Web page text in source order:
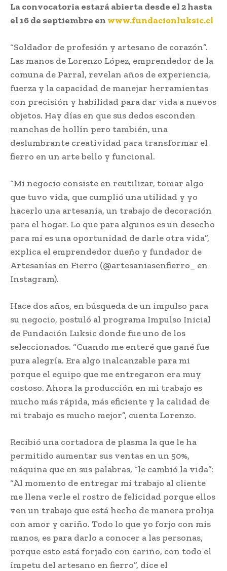
La convocatoria estará abierta desde el 2 hasta
el 16 de septiembre en www.fundacionluksic.cl
“Soldador de profesión y artesano de corazón”.
Las manos de Lorenzo López, emprendedor de la
comuna de Parral, revelan años de experiencia,
fuerza y la capacidad de manejar herramientas
con precisión y habilidad para dar vida a nuevos
objetos. Hay días en que sus dedos esconden
manchas de hollín pero también, una
deslumbrante creatividad para transformar el
fierro en un arte bello y funcional.
“Mi negocio consiste en reutilizar, tomar algo
que tuvo vida, que cumplió una utilidad y yo
hacerlo una artesanía, un trabajo de decoración
para el hogar. Lo que para algunos es un desecho
para mi es una oportunidad de darle otra vida”,
explica el emprendedor dueño y fundador de
Artesanías en Fierro (@artesaniasenfierro_ en
Instagram).
Hace dos años, en búsqueda de un impulso para
su negocio, postuló al programa Impulso Inicial
de Fundación Luksic donde fue uno de los
seleccionados. “Cuando me enteré que gané fue
pura alegría. Era algo inalcanzable para mi
porque el equipo que me entregaron era muy
costoso. Ahora la producción en mi trabajo es
mucho más rápida, más eficiente y la calidad de
mi trabajo es mucho mejor”, cuenta Lorenzo.
Recibió una cortadora de plasma la que le ha
permitido aumentar sus ventas en un 50%,
máquina que en sus palabras, “le cambió la vida”:
“Al momento de entregar mi trabajo al cliente
me llena verle el rostro de felicidad porque ellos
ven un trabajo que está hecho de manera prolija
con amor y cariño. Todo lo que yo forjo con mis
manos, es para darlo a conocer a las personas,
porque esto está forjado con cariño, con todo el
ímpetu del artesano en fierro”, dice el